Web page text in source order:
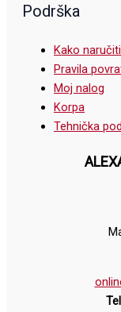
Podrška
Kako
Pravila
Moj nalog
Korpa
Tehnička